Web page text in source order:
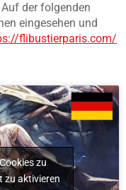
der folgenden
eingesehen und
flibustierparis.com/
zu
zu aktivieren